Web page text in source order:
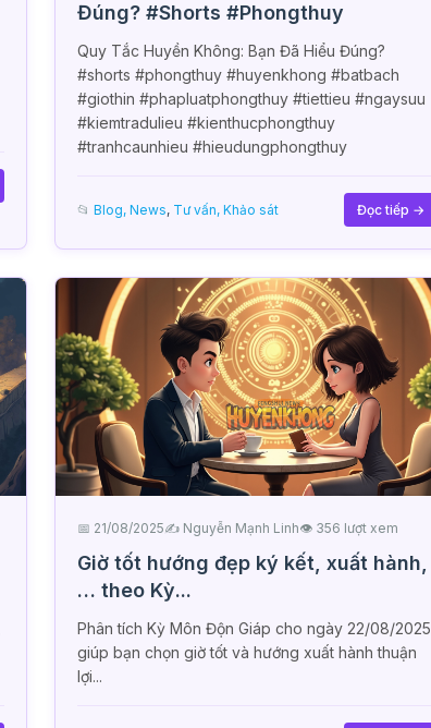
Đúng? #Shorts #Phongthuy
Quy Tắc Huyền Không: Bạn Đã Hiểu Đúng?
#shorts #phongthuy #huyenkhong #batbach
#giothin #phapluatphongthuy #tiettieu #ngaysuu
#kiemtradulieu #kienthucphongthuy
#tranhcaunhieu #hieudungphongthuy
📂 Blog, News, Tư vấn, Khảo sát Đọc tiếp →
📅 21/08/2025✍️ Nguyễn Mạnh Linh👁 356 lượt xem
Giờ tốt hướng đẹp ký kết, xuất hành,
… theo Kỳ...
Phân tích Kỳ Môn Độn Giáp cho ngày 22/08/2025,
giúp bạn chọn giờ tốt và hướng xuất hành thuận
lợi...